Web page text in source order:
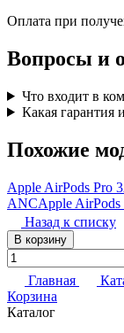
Оплата при
Вопросы и
Что входит в
Какая гарантия
Похожие
Apple AirPods Pro 3
ANCApple AirPods
Назад к списку
В корзину
Главная
Корзина
Каталог